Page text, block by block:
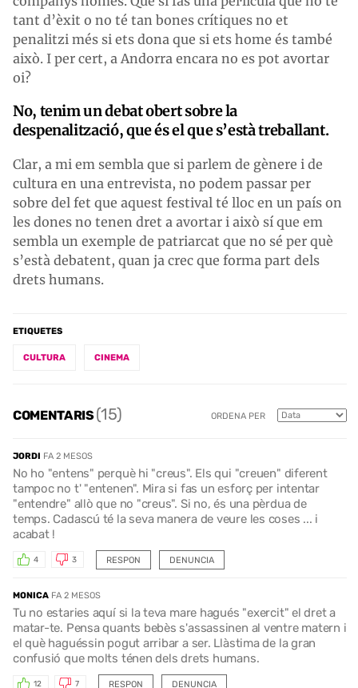
tant d’èxit o no té tan bones crítiques no et
penalitzi més si ets dona que si ets home és també
això. I per cert, a Andorra encara no es pot avortar
oi?
No, tenim un debat obert sobre la
despenalització, que és el que s’està treballant.
Clar, a mi em sembla que si parlem de gènere i de
cultura en una entrevista, no podem passar per
sobre del fet que aquest festival té lloc en un país on
les dones no tenen dret a avortar i això sí que em
sembla un exemple de patriarcat que no sé per què
s’està debatent, quan ja crec que forma part dels
drets humans.
ETIQUETES
CULTURA CINEMA
COMENTARIS(15) ORDENA PER
JORDI FA 2 MESOS
No ho "entens" perquè hi "creus". Els qui "creuen" diferent
tampoc no t' "entenen". Mira si fas un esforç per intentar
"entendre" allò que no "creus". Si no, és una pèrdua de
temps. Cadascú té la seva manera de veure les coses ... i
acabat !
RESPON
4 3 DENUNCIA
MONICA FA 2 MESOS
Tu no estaries aquí si la teva mare hagués "exercit" el dret a
matar-te. Pensa quants bebès s'assassinen al ventre matern i
el què haguéssin pogut arribar a ser. Llàstima de la gran
confusió que molts ténen dels drets humans.
RESPON
12 7 DENUNCIA